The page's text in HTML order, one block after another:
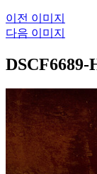
이전 이미지
다음 이미지
DSCF6689-